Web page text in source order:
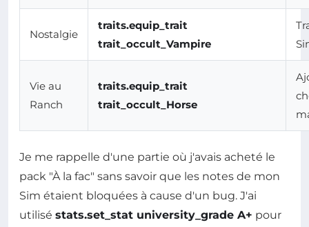
Nostalgie
traits.equip_trait
trait_occult_Vampire
Vie au
Ranch
traits.equip_trait
trait_occult_Horse
Je me rappelle d'une partie où j'avais acheté le
pack "À la fac" sans savoir que les notes de mon
Sim étaient bloquées à cause d'un bug. J'ai
utilisé stats.set_stat university_grade A+ pour